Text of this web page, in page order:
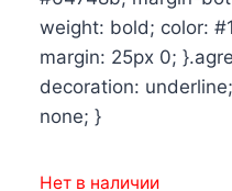
weight: bold; color:
margin: 25px 0;
decoration:
none; }
Нет в наличии